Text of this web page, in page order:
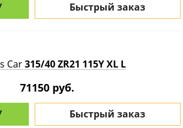
Быстрый заказ
Car315/40 ZR21 115Y XL L
71150 руб.
Быстрый заказ